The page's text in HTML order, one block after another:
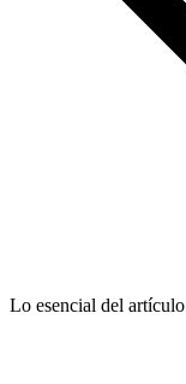
Lo esencial del artículo